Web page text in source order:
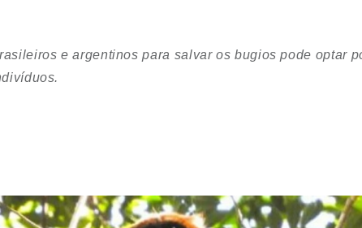
Saúde, Bicho
e argentinos para salvar os bugios pode optar